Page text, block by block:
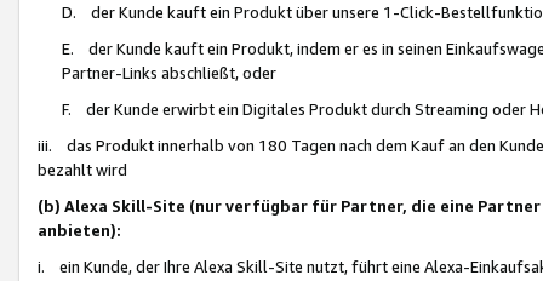
D. der Kunde kauft ein Produkt über unsere 1-Click-
E. der Kunde kauft ein Produkt, indem er es in seinen
Partner-Links abschließt, oder
F. der Kunde erwirbt ein Digitales Produkt durch Streaming oder
iii. das Produkt innerhalb von 180 Tagen nach dem Kauf an den
bezahlt wird
(b) Alexa Skill-Site (nur verfügbar für Partner, die eine
anbieten):
i. ein Kunde, der Ihre Alexa Skill-Site nutzt, führt eine Alexa-